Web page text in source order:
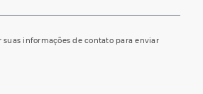
suas informações de contato para enviar